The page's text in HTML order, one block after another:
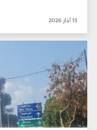
13 آذار 2026